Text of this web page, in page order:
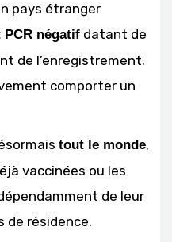
pays étranger
PCR négatif datant de
de l’enregistrement.
comporter un
tout le monde,
vaccinées ou les
de leur
de résidence.